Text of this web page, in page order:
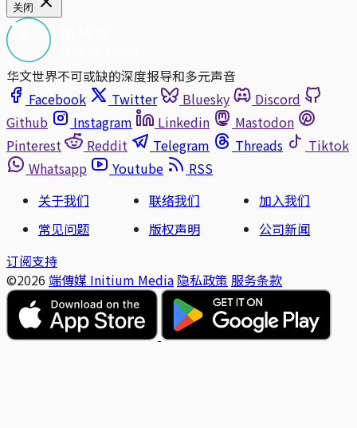
关闭
华文世界不可或缺的深度报导和多元声音
Facebook
Twitter Bluesky
Discord
Github
Instagram Linkedin
Mastodon
Pinterest
Reddit Telegram Threads
Tiktok
Whatsapp
Youtube
RSS
关于我们
联络我们
加入我们
常见问题
版权声明
公司新闻
订阅支持
©2026 端傳媒 Initium Media 隐私政策 服务条款